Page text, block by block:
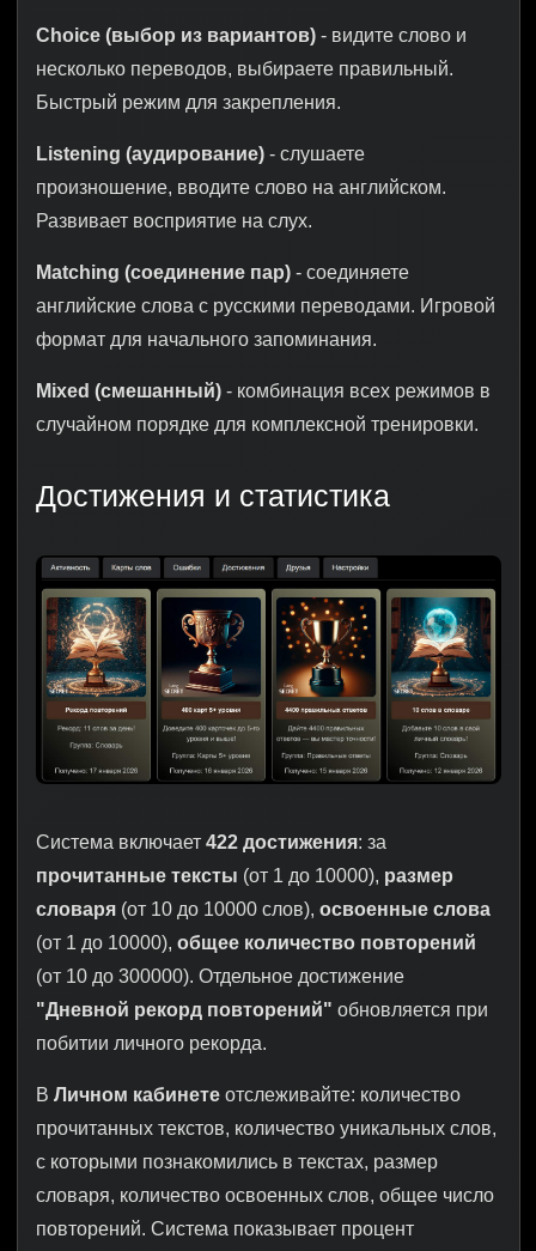
Choice (выбор из вариантов)- видите слово и
несколько переводов, выбираете правильный.
Быстрый режим для закрепления.
Listening (аудирование)- слушаете
произношение, вводите слово на английском.
Развивает восприятие на слух.
Matching (соединение пар) - соединяете
английские слова с русскими переводами. Игровой
формат для начального запоминания.
Mixed (смешанный)- комбинация всех режимов в
случайном порядке для комплексной тренировки.
Достижения и статистика
Система включает 422 достижения: за
прочитанные тексты (от 1 до 10000), размер
словаря(от 10 до 10000 слов), освоенные слова
(от 1 до 10000), общее количество повторений
(от 10 до 300000). Отдельное достижение
"Дневной рекорд повторений" обновляется при
побитии личного рекорда.
В Личном кабинетеотслеживайте: количество
прочитанных текстов, количество уникальных слов,
с которыми познакомились в текстах, размер
словаря, количество освоенных слов, общее число
повторений. Система показывает процент